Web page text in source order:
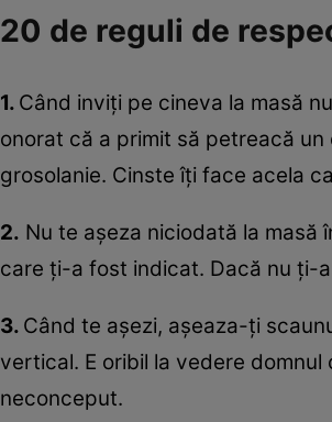
20 de reguli de
1. Când inviţi pe cineva la masă
onorat că a primit să petreacă
grosolanie. Cinste îţi face acela
2. Nu te aşeza niciodată la masă
care ţi-a fost indicat. Dacă nu ţi-
3. Când te aşezi, aşeaza-ţi
vertical. E oribil la vedere
neconceput.